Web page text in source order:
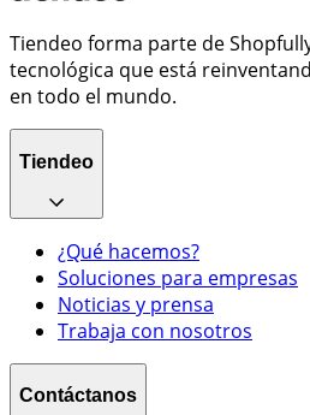
Tiendeo forma parte de
tecnológica que está
en todo el mundo.
Tiendeo
¿Qué hacemos?
Soluciones para empresas
Noticias y prensa
Trabaja con nosotros
Contáctanos